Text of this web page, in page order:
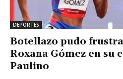
DEPORTES
Botellazo pudo
Roxana Gómez en su
Paulino